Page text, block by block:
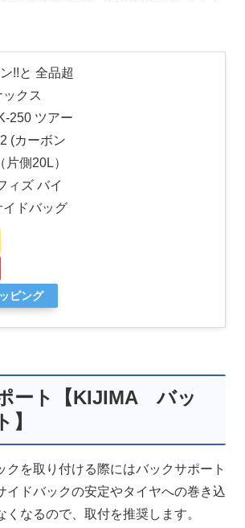
!!と 全品超
ックス
250 ツアー
(カーボン
側20L）
ィズ バイ
イドバッグ
ピング
ート【KIJIMA バッ
】
クを取り付ける際にはバックサポート
イドバックの安定やタイヤへの巻き込
くなるので、取付を推奨します。